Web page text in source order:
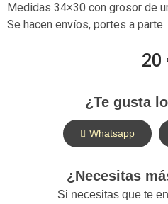
Medidas 34×30 con grosor de
Se hacen envíos, portes a parte
20
¿Te gusta
Whatsapp
¿Necesitas
Si necesitas que te